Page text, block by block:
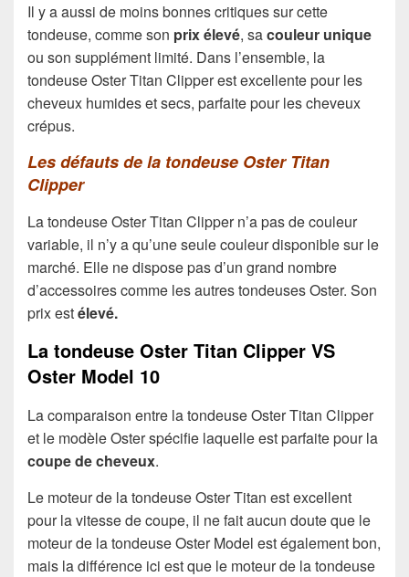
Il y a aussi de moins bonnes critiques sur cette
tondeuse, comme son prix élevé, sacouleur unique
ou son supplément limité. Dans l’ensemble, la
tondeuse Oster Titan Clipper est excellente pour les
cheveux humides et secs, parfaite pour les cheveux
crépus.
Les défauts de la tondeuse Oster Titan
Clipper
La tondeuse Oster Titan Clipper n’a pas de couleur
variable, il n’y a qu’une seule couleur disponible sur le
marché. Elle ne dispose pas d’un grand nombre
d’accessoires comme les autres tondeuses Oster. Son
prix estélevé.
La tondeuse Oster Titan Clipper VS
Oster Model 10
La comparaison entre la tondeuse Oster Titan Clipper
et le modèle Oster spécifie laquelle est parfaite pour la
coupe de cheveux.
Le moteur de la tondeuse Oster Titan est excellent
pour la vitesse de coupe, il ne fait aucun doute que le
moteur de la tondeuse Oster Model est également bon,
mais la différence ici est que le moteur de la tondeuse